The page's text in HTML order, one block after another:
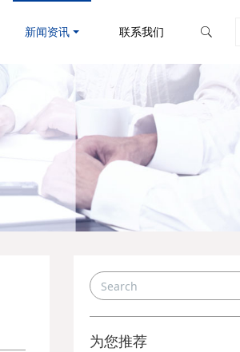
新闻资讯 联系我们
为您推荐